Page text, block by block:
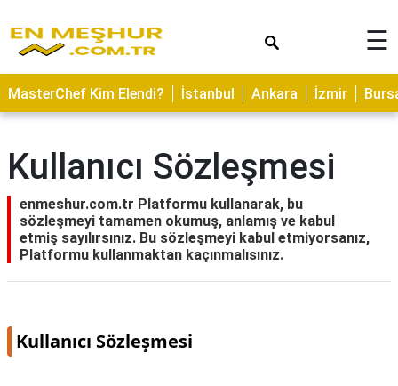
ASTROLOJİ
SAĞLIK
TARİFLERİ
GEZİLECEK
YERLER
CİLT
KAMP
☰
MasterChef Kim Elendi? İstanbul Ankara İzmir
Kullanıcı Sözleşmesi
enmeshur.com.tr Platformu kullanarak, bu
sözleşmeyi tamamen okumuş, anlamış ve kabul
etmiş sayılırsınız. Bu sözleşmeyi kabul etmiyorsanız,
Platformu kullanmaktan kaçınmalısınız.
Kullanıcı Sözleşmesi